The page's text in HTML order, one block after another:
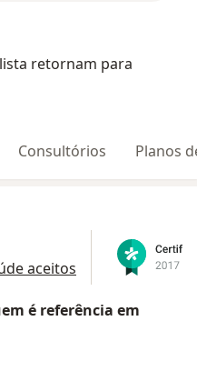
retornam para
Consultórios Planos
aceitos
é referência em